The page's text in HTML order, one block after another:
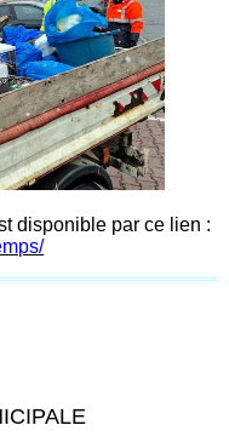
disponible par ce lien :